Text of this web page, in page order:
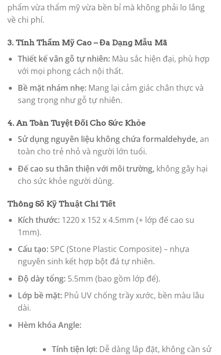
phẩm vừa thẩm mỹ vừa bền bỉ mà không phải lo lắng
về chi phí.
3. Tính Thẩm Mỹ Cao – Đa Dạng Mẫu Mã
Thiết kế vân gỗ tự nhiên:Màu sắc hiện đại, phù hợp
với mọi phong cách nội thất.
Bề mặt nhám nhẹ:Mang lại cảm giác chân thực và
sang trọng như gỗ tự nhiên.
4. An Toàn Tuyệt Đối Cho Sức Khỏe
Sử dụng nguyên liệu không chứa formaldehyde, an
toàn cho trẻ nhỏ và người lớn tuổi.
Đế cao su thân thiện với môi trường, không gây hại
cho sức khỏe người dùng.
Thông Số Kỹ Thuật Chi Tiết
Kích thước:1220 x 152 x 4.5mm (+ lớp đế cao su
1mm).
Cấu tạo:SPC (Stone Plastic Composite) – nhựa
nguyên sinh kết hợp bột đá tự nhiên.
Độ dày tổng:5.5mm (bao gồm lớp đế).
Lớp bề mặt:Phủ UV chống trầy xước, bền màu lâu
dài.
Hèm khóa Angle:
Tính tiện lợi:Dễ dàng lắp đặt, không cần sử